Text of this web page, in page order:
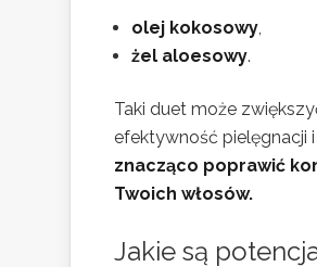
olej kokosowy
żel aloesowy.
Taki duet może
efektywność pielęgnacji i
znacząco poprawić
Twoich włosów.
Jakie są